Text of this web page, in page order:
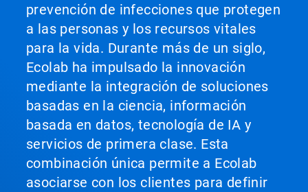
prevención de infecciones que protegen
a las personas y los recursos vitales
para la vida. Durante más de un siglo,
Ecolab ha impulsado la innovación
mediante la integración de soluciones
basadas en la ciencia, información
basada en datos, tecnología de IA y
servicios de primera clase. Esta
combinación única permite a Ecolab
asociarse con los clientes para definir